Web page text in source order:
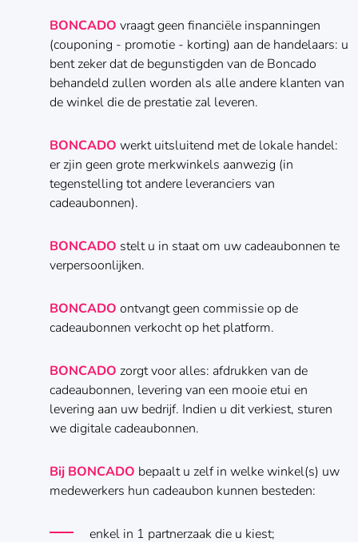
BONCADO vraagt geen financiële inspanningen
(couponing - promotie - korting) aan de handelaars: u
bent zeker dat de begunstigden van de Boncado
behandeld zullen worden als alle andere klanten van
de winkel die de prestatie zal leveren.
BONCADO werkt uitsluitend met de lokale handel:
er zjin geen grote merkwinkels aanwezig (in
tegenstelling tot andere leveranciers van
cadeaubonnen).
BONCADO stelt u in staat om uw cadeaubonnen te
verpersoonlijken.
BONCADO ontvangt geen commissie op de
cadeaubonnen verkocht op het platform.
BONCADO zorgt voor alles: afdrukken van de
cadeaubonnen, levering van een mooie etui en
levering aan uw bedrijf. Indien u dit verkiest, sturen
we digitale cadeaubonnen.
Bij BONCADO bepaalt u zelf in welke winkel(s) uw
medewerkers hun cadeaubon kunnen besteden:
enkel in 1 partnerzaak die u kiest;